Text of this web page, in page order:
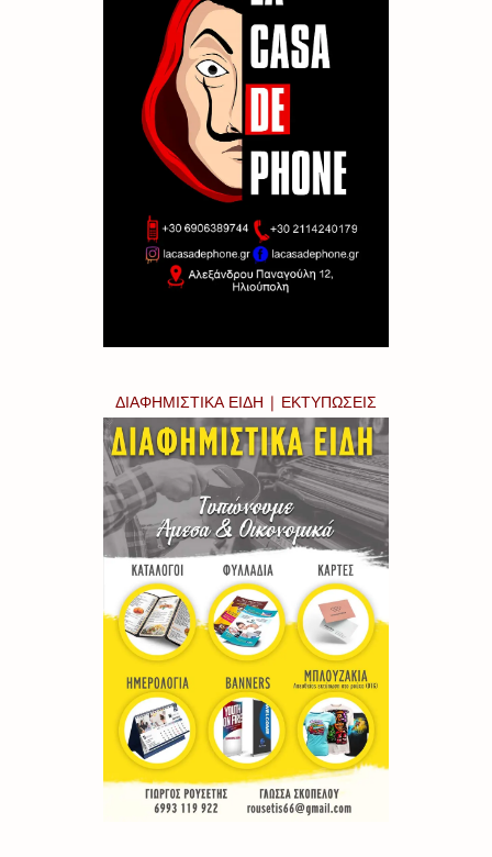
ΔΙΑΦΗΜΙΣΤΙΚΑ ΕΙΔΗ | ΕΚΤΥΠΩΣΕΙΣ